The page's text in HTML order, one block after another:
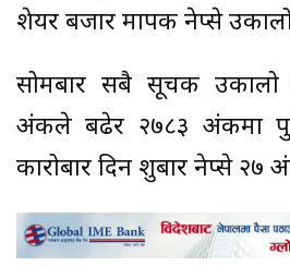
शेयर बजार मापक नेप्से
सोमबार सबै सूचक उकालो
अंकले बढेर २७८३ अंकमा
कारोबार दिन शुक्रबार नेप्से